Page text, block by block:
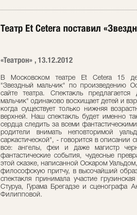
Театр Et Cetera поставил
«Театрон» , 13.12.2012
В Московском театре Et Cetera 15
"Звездный мальчик" по произведению
сайте театра. Спектакль
мальчик" одинаково восхищает детей и
когда существует только нижняя
верхней. Наш спектакль будет именно
сердца следить за всеми
родители внимать неповторимой
саркастической", - говорится в описании
все: ангелы, феи и даже магистр
фантастические события, чудесные
этой сказке, написанной Оскаром
философскую притчу, в высочайший
спектакля принимала участие
Стуруа, Гурама Брегадзе и сценографа
Филипповой.